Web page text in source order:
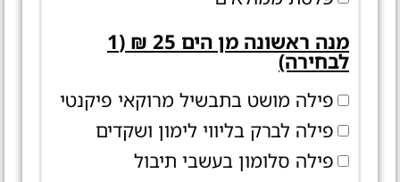
מנה ראשונה מן הים 25 ₪ (1
לבחירה)
פילה מושט בתבשיל מרוקאי פיקנטי
פילה לברק בליווי לימון ושקדים
פילה סלומון בעשבי תיבול